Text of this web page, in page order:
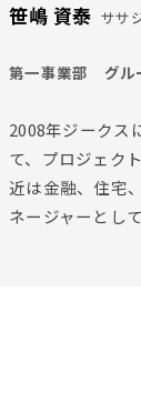
笹嶋 資泰 ササ
第一事業部 グル
2008年ジークス
て、プロジェク
近は金融、住宅
ネージャーとし